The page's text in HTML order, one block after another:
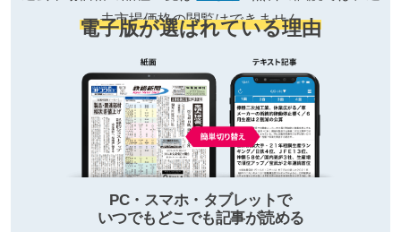
去市場価格の閲覧はできません
電子版が選ばれている理由
PC・スマホ・タブレットで
いつでもどこでも記事が読める